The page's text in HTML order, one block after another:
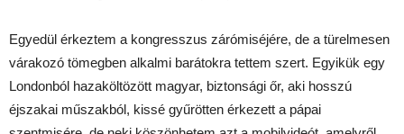
Egyedül érkeztem a kongresszus zárómiséjére, de a türelmesen
várakozó tömegben alkalmi barátokra tettem szert. Egyikük egy
Londonból hazaköltözött magyar, biztonsági őr, aki hosszú
éjszakai műszakból, kissé gyűrötten érkezett a pápai